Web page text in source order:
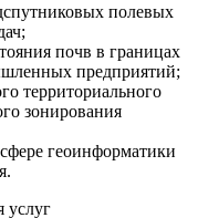
полевых
почв в границах
предприятий;
территориального
зонирования
сфере геоинформатики
услуг